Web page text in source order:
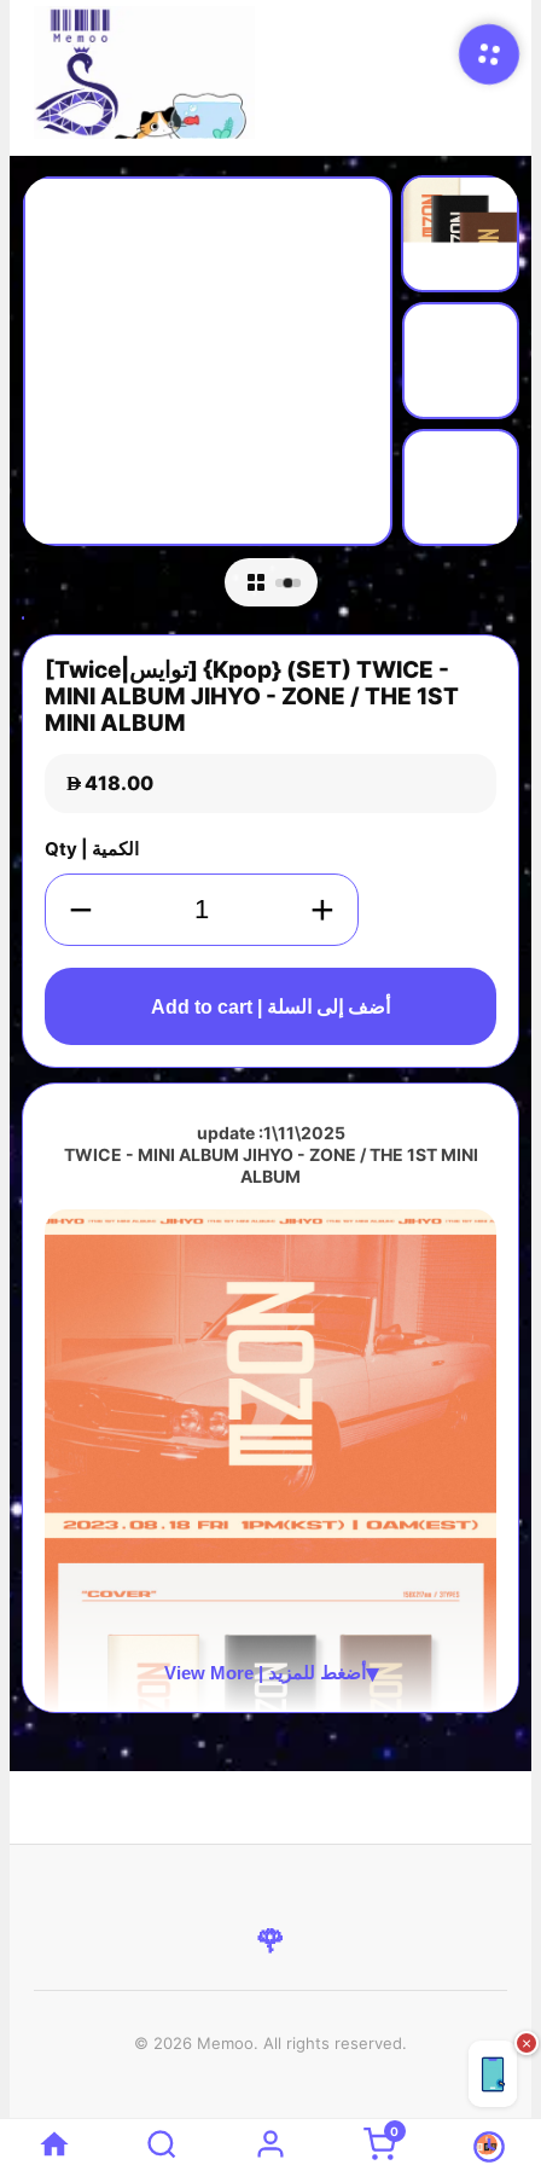
0
[Twice|توايس] {Kpop} (SET) TWICE -
MINI ALBUM JIHYO - ZONE / THE 1ST
MINI ALBUM
D418.00
Qty | الكمية
− +
Add to cart | أضف إلى السلة
update :1\11\2025
TWICE - MINI ALBUM JIHYO - ZONE / THE 1ST MINI
ALBUM
View More | أضغط للمزيد▾
🌹
© 2026 Memoo. All rights reserved. ×